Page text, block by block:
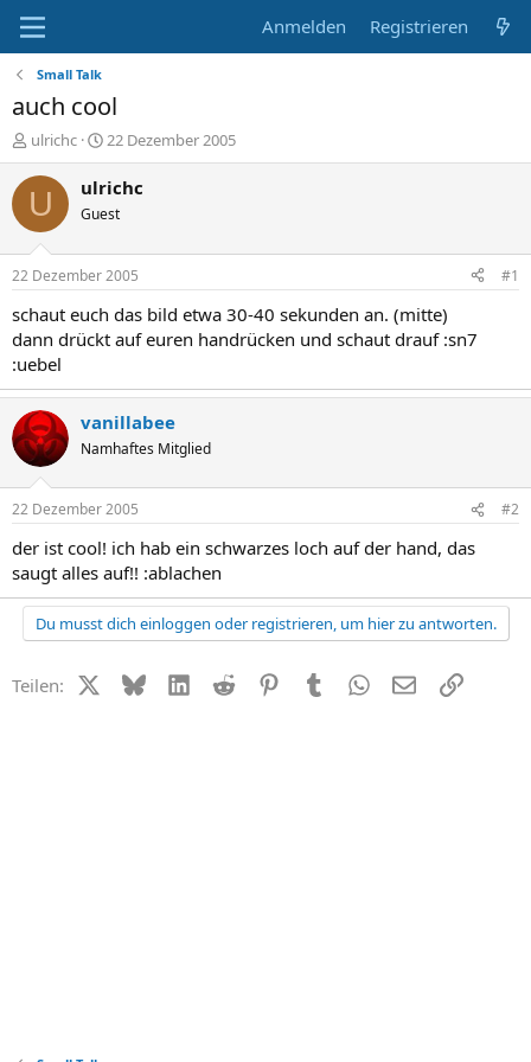
Anmelden Registrieren
Small Talk
auch cool
E
r
s
e
r
ulrichc
E
r
s
e
l
t
a
m
22 Dezember 2005
U ulrichc
Guest
22 Dezember 2005 #1
schaut euch das bild etwa 30-40 sekunden an. (mitte)
dann drückt auf euren handrücken und schaut drauf :sn7
:uebel
vanillabee
Namhaftes Mitglied
22 Dezember 2005 #2
der ist cool! ich hab ein schwarzes loch auf der hand, das
saugt alles auf!! :ablachen
Du musst dich einloggen oder registrieren, um hier zu antworten.
Teilen: X (Twitter)
BlueskyLinkedIn
Reddit PinterestTumblr WhatsApp
E-MailLink